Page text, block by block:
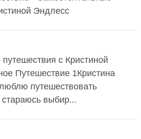
Эндлесс
с Кристиной
Путешествие 1Кристина
путешествовать
стараюсь выбир...